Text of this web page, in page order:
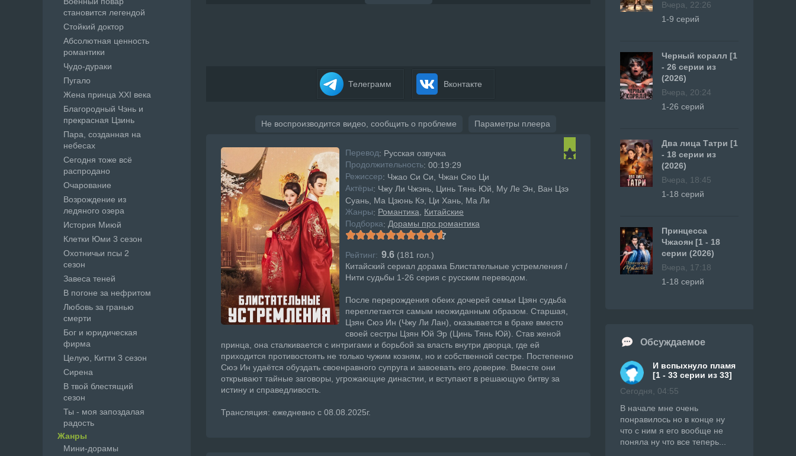
Телеграмм Вконтакте
Не воспроизводится видео, сообщить о проблеме Параметры плеера
Перевод: Русская озвучка
Продолжительность: 00:19:29
Режисcер: Чжао Си Си, Чжан Сяо Ци
Актёры: Чжу Ли Чжэнь, Цинь Тянь Юй, Му Ле Эн, Ван Цзэ
Суань, Ма Цзюнь Кэ, Ци Хань, Ма Ли
Жанры: Романтика
Китайские
Подборка: Дорамы про романтика
Рейтинг: 9.6 (181 гол.)
Китайский сериал дорама Блистательные устремления /
Нити судьбы 1-26 серия с русским переводом.
После перерождения обеих дочерей семьи Цзян судьба
переплетается самым неожиданным образом. Старшая,
Цзян Сюэ Ин (Чжу Ли Лан), оказывается в браке вместо
своей сестры Цзян Юй Эр (Цинь Тянь Юй). Став женой
принца, она сталкивается с интригами и борьбой за власть внутри дворца, где ей
приходится противостоять не только чужим козням, но и собственной сестре. Постепенно
Сюэ Ин удаётся обуздать своенравного супруга и завоевать его доверие. Вместе они
открывают тайные заговоры, угрожающие династии, и вступают в решающую битву за
истину и справедливость.
Трансляция: ежедневно с 08.08.2025г.
становится легендой
Стойкий доктор
Абсолютная ценность
романтики
Чудо-дураки
Пугало
Жена принца XXI века
Благородный Чэнь и
прекрасная Цзинь
Пара, созданная на
небесах
Сегодня тоже всё
распродано
Очарование
Возрождение из
ледяного озера
История Миюй
Клетки Юми 3 сезон
Охотничьи псы 2
сезон
Завеса теней
В погоне за нефритом
Любовь за гранью
смерти
Бог и юридическая
фирма
Целую, Китти 3 сезон
Сирена
В твой блестящий
сезон
Ты - моя запоздалая
радость
Жанры
Мини-дорамы
Вчера, 22:26
1-9 серий
Черный коралл [1
- 26 серии из
(2026)
Вчера, 20:24
1-26 серий
Два лица Татри [1
- 18 серии из
(2026)
Вчера, 18:45
1-18 серий
Принцесса
Чжаоян [1 - 18
серии (2026)
Вчера, 17:18
1-18 серий
Обсуждаемое
И вспыхнуло пламя
[1 - 33 серии из 33]
Сегодня, 04:55
В начале мне очень
понравилось но в конце ну
что с ним я его вообще не
поняла ну что все теперь...